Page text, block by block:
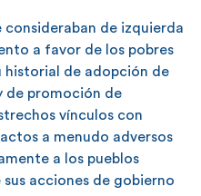
consideraban de izquierda
a favor de los pobres
historial de adopción de
de promoción de
vínculos con
a menudo adversos
a los pueblos
acciones de gobierno